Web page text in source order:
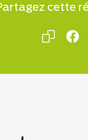
cette